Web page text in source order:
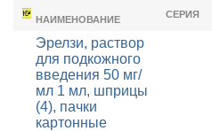
НАИМЕНОВАНИЕ
СЕРИЯ
Эрелзи, раствор
для подкожного
введения 50 мг/
мл 1 мл, шприцы
(4), пачки
картонные